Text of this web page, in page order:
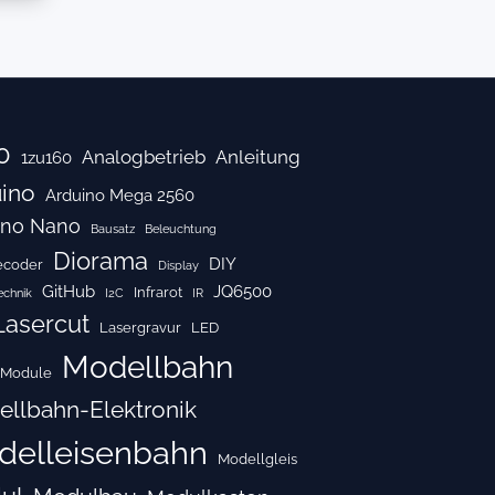
1zu160 Analogbetrieb Anleitung
Arduino Mega 2560
Nano Bausatz Beleuchtung
Diorama Display DIY
GitHub I2C Infrarot IR JQ6500
Lasergravur LED
Modellbahn
Elektronik
Modellgleis